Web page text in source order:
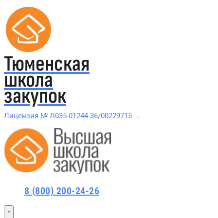
Тюменская
школа
закупок
Лицензия № Л035-01244-36/00229715 →
Проверить в реестре Рособрнадзора →
Курсы по 44-ФЗ
8 (800) 200-24-26